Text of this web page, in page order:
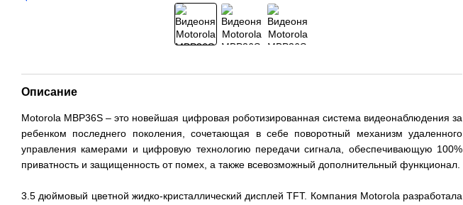
Описание
Motorola MBP36S – это новейшая цифровая роботизированная система видеонаблюдения за
ребенком последнего поколения, сочетающая в себе поворотный механизм удаленного
управления камерами и цифровую технологию передачи сигнала, обеспечивающую 100%
приватность и защищенность от помех, а также всевозможный дополнительный функционал.
3.5 дюймовый цветной жидко-кристаллический дисплей TFT. Компания Motorola разработала